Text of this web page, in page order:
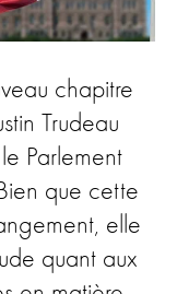
chapitre
Trudeau
Parlement
que cette
elle
quant aux